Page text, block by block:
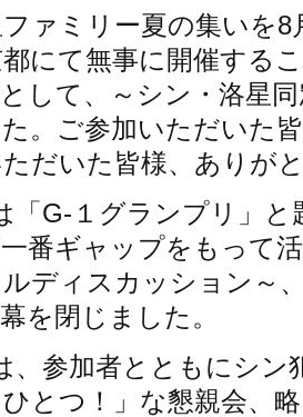
ァミリー夏の集いを8
にて無事に開催する
して、～シン・洛星
。ご参加いただいた
だいた皆様、ありが
G-１グランプリ」と
番ギャップをもって
ディスカッション～
を閉じました。
参加者とともにシン
とつ！」な懇親会、